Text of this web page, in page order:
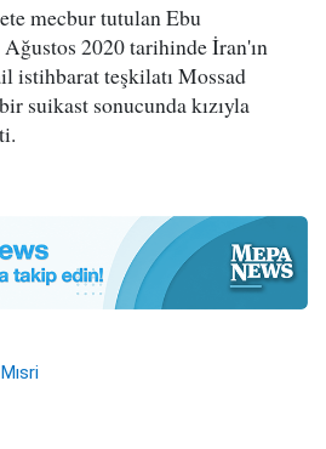
mecbur tutulan Ebu
2020 tarihinde İran'ın
istihbarat teşkilatı Mossad
suikast sonucunda kızıyla